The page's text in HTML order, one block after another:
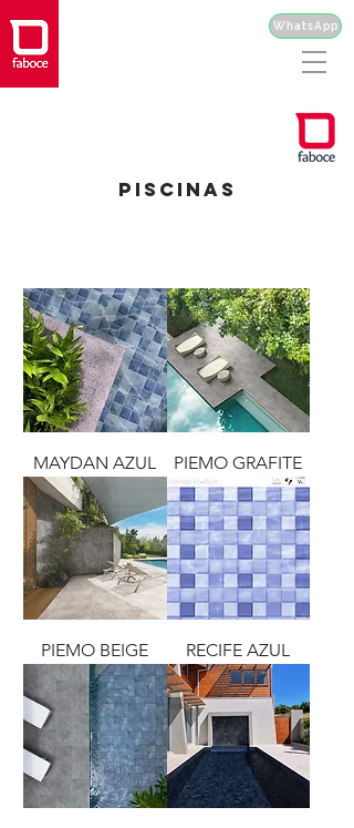
WhatsApp
PISCINAS
MAYDAN AZUL PIEMO GRAFITE
PIEMO BEIGE RECIFE AZUL